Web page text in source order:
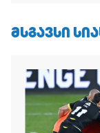
ᲛᲡᲒᲐᲕᲡᲘ